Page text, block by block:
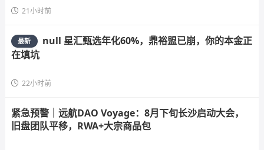
21小时前
最新
null 星汇甄选年化60%，鼎裕盟已崩，你的本金正
在填坑
22小时前
紧急预警｜远航DAO Voyage：8月下旬长沙启动大会，
旧盘团队平移，RWA+大宗商品包